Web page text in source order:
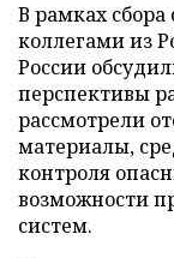
В рамках
коллегами из
России
перспективы
рассмотрели
материалы,
контроля
возможности
систем.